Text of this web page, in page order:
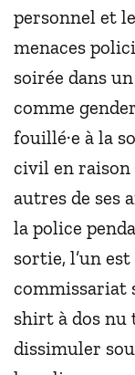
personnel et
menaces
soirée dans
comme
fouillé·e à la
civil en raison
autres de ses
la police
sortie, l’un
commissariat
shirt à dos nu
dissimuler